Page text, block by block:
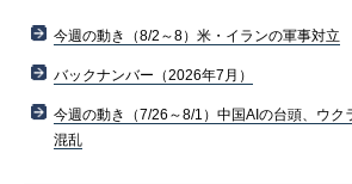
今週の動き（8/2～8）米・イランの軍事対立
バックナンバー（2026年7月）
今週の動き（7/26～8/1）中国AIの台頭、ウク
混乱